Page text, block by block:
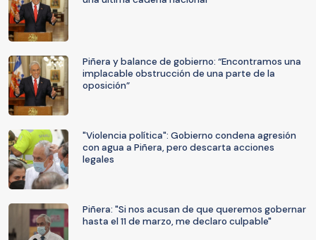
Piñera y balance de gobierno: “Encontramos una
implacable obstrucción de una parte de la
oposición”
"Violencia política": Gobierno condena agresión
con agua a Piñera, pero descarta acciones
legales
Piñera: "Si nos acusan de que queremos gobernar
hasta el 11 de marzo, me declaro culpable"